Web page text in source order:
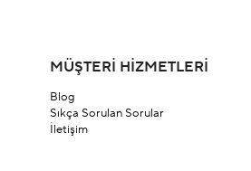
MÜŞTERİ HİZMETLERİ
Blog
Sıkça Sorulan Sorular
İletişim